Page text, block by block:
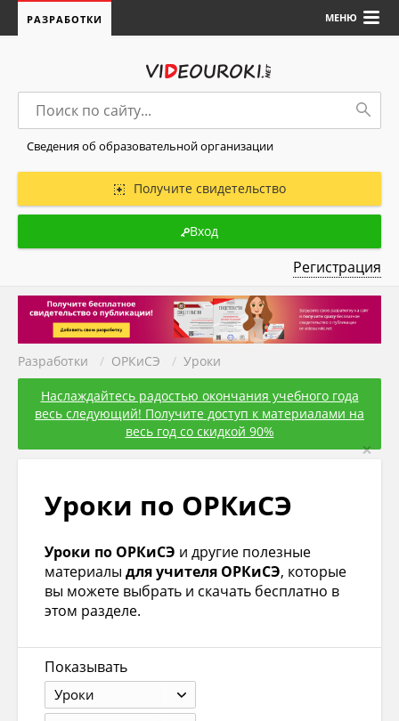
МЕНЮ
РАЗРАБОТКИ
Сведения об образовательной организации
Получите свидетельство
Вход
Регистрация
Разработки / ОРКиСЭ / Уроки
Наслаждайтесь радостью окончания учебного года
весь следующий! Получите доступ к материалами на
весь год со скидкой 90%
×
Уроки по ОРКиСЭ
Уроки по ОРКиСЭ и другие полезные
материалы для учителя ОРКиСЭ, которые
вы можете выбрать и скачать бесплатно в
этом разделе.
Показывать
Уроки